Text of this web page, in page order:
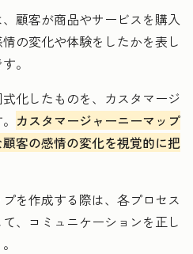
顧客が商品やサービスを購入
の変化や体験をしたかを表し
。
化したものを、カスタマージ
カスタマージャーニーマップ
客の感情の変化を視覚的に把
を作成する際は、各プロセス
、コミュニケーションを正し